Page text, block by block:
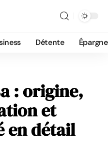
Détente Épargne
: origine,
et
en détail